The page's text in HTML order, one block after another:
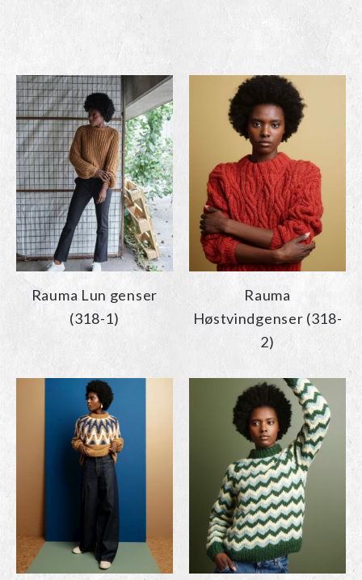
Rauma Lun genser
(318-1)
Rauma
Høstvindgenser (318-
2)